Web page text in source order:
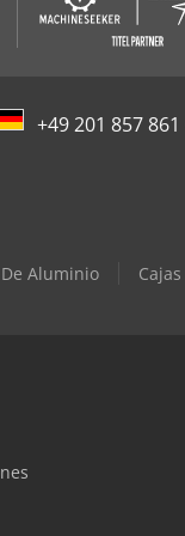
+49 201 857 861
Aluminio